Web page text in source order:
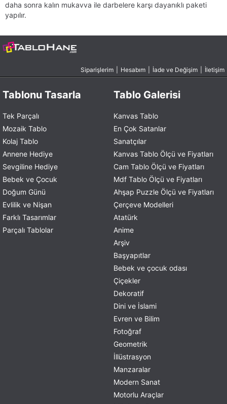
daha sonra kalın mukavva ile darbelere karşı dayanıklı paketi
yapılır.
Siparişlerim Hesabım İade ve Değişim İletişim
Tablonu Tasarla
Tek Parçalı
Mozaik Tablo
Kolaj Tablo
Annene Hediye
Sevgiline Hediye
Bebek ve Çocuk
Doğum Günü
Evlilik ve Nişan
Farklı Tasarımlar
Parçalı Tablolar
Tablo Galerisi
Kanvas Tablo
En Çok Satanlar
Sanatçılar
Kanvas Tablo Ölçü ve Fiyatları
Cam Tablo Ölçü ve Fiyatları
Mdf Tablo Ölçü ve Fiyatları
Ahşap Puzzle Ölçü ve Fiyatları
Çerçeve Modelleri
Atatürk
Anime
Arşiv
Başyapıtlar
Bebek ve çocuk odası
Çiçekler
Dekoratif
Dini ve İslami
Evren ve Bilim
Fotoğraf
Geometrik
İllüstrasyon
Manzaralar
Modern Sanat
Motorlu Araçlar